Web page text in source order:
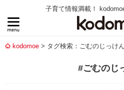
子育て情報満載！
kodomoe タグ検索：ごむのじっけん
#ごむのじ